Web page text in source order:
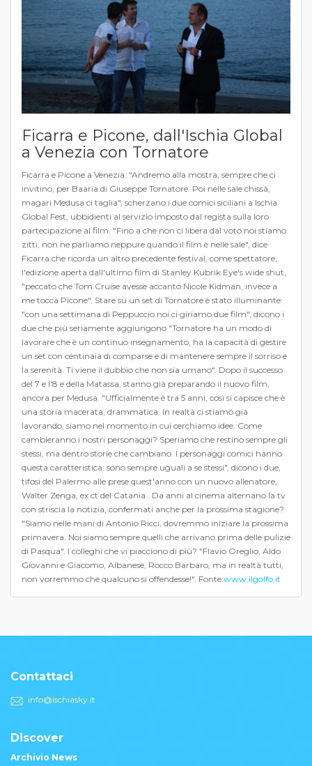
Ficarra e Picone, dall'Ischia Global
a Venezia con Tornatore
Ficarra e Picone a Venezia. "Andremo alla mostra, sempre che ci
invitino, per Baaria di Giuseppe Tornatore. Poi nelle sale chissà,
magari Medusa ci taglia", scherzano i due comici siciliani a Ischia
Global Fest, ubbidienti al servizio imposto dal regista sulla loro
partecipazione al film. "Fino a che non ci libera dal voto noi stiamo
zitti, non ne parliamo neppure quando il film è nelle sale", dice
Ficarra che ricorda un altro precedente festival, come spettatore,
l'edizione aperta dall'ultimo film di Stanley Kubrik Eye's wide shut,
"peccato che Tom Cruise avesse accanto Nicole Kidman, invece a
me tocca Picone". Stare su un set di Tornatore è stato illuminante:
"con una settimana di Peppuccio noi ci giriamo due film", dicono i
due che più seriamente aggiungono "Tornatore ha un modo di
lavorare che è un continuo insegnamento, ha la capacità di gestire
un set con centinaia di comparse e di mantenere sempre il sorriso e
la serenità. Ti viene il dubbio che non sia umano". Dopo il successo
del 7 e l'8 e della Matassa, stanno già preparando il nuovo film,
ancora per Medusa. "Ufficialmente è tra 5 anni, così si capisce che è
una storia macerata, drammatica. In realtà ci stiamo già
lavorando, siamo nel momento in cui cerchiamo idee. Come
cambieranno i nostri personaggi? Speriamo che restino sempre gli
stessi, ma dentro storie che cambiano. I personaggi comici hanno
questa caratteristica: sono sempre uguali a se stessi", dicono i due,
tifosi del Palermo alle prese quest'anno con un nuovo allenatore,
Walter Zenga, ex ct del Catania . Da anni al cinema alternano la tv
con striscia la notizia, confermati anche per la prossima stagione?
"Siamo nelle mani di Antonio Ricci, dovremmo iniziare la prossima
primavera. Noi siamo sempre quelli che arrivano prima delle pulizie
di Pasqua". I colleghi che vi piacciono di più? "Flavio Oreglio, Aldo
Giovanni e Giacomo, Albanese, Rocco Barbaro, ma in realtà tutti,
non vorremmo che qualcuno si offendesse!". Fonte:www.ilgolfo.it
Contattaci
info@ischiasky.it
Discover
Archivio News